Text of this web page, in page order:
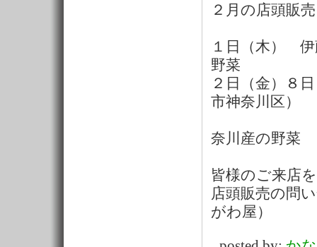
２月の店頭販
１日（木）
野菜
２日（金）８
市神奈川区）
奈川産の野菜
皆様のご来店
店頭販売の問
がわ屋）